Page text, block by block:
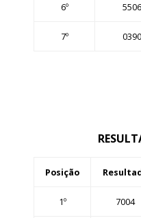
6º 5506
7º 0390
Posição
1º 7004